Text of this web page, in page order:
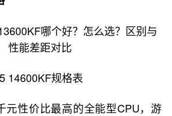
14600KF规格表
元性价比最高的全能型CPU，游